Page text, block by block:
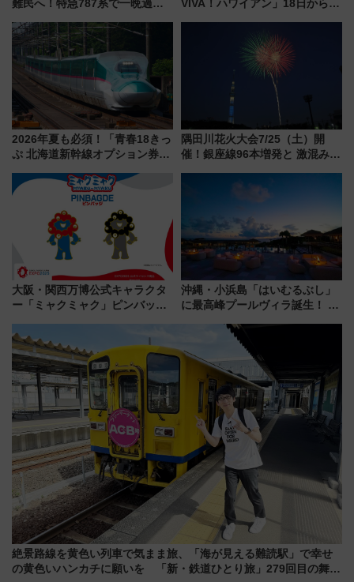
難民へ！特急787系で一晩過ご
ローおひさま」が救世主に？
VIVA！ハワイアン」18日から営
ァミリーから大人まで幅広い世
代が一日中楽しる夏のリゾート
2026年夏も必須！「青春18きっ
ぷ 北海道新幹線オプション券」
の罠
隅田川花火大会7/25（土）開
催！銀座線96本増発と 激混みの
アクセス攻略法、2万発の花火が
大阪・関西万博公式キャラクタ
ー「ミャクミャク」ピンバッジ
中旬発売
沖縄・小浜島「はいむるぶし」
に最高峰プールヴィラ誕生！ 石
美旅「何もしない贅沢」を体験
してみない？
絶景路線を黄色い列車で気まま旅、「海が見える難読駅」で幸せ
の黄色いハンカチに願いを 「新・鉄道ひとり旅」279回目の舞台